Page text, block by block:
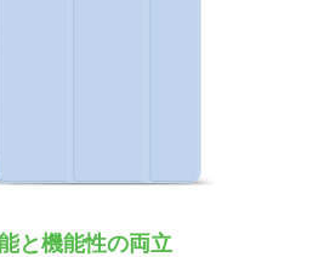
と機能性の両立